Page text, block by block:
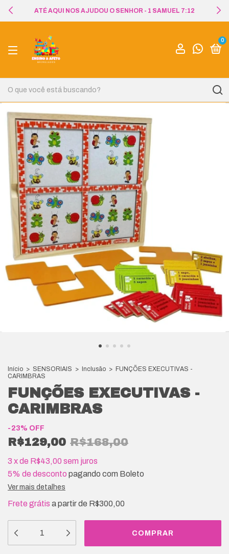
ATÉ AQUI NOS AJUDOU O SENHOR - 1 SAMUEL 7:12
0
Início > SENSORIAIS > Inclusão > FUNÇÕES EXECUTIVAS -
CARIMBRAS
FUNÇÕES EXECUTIVAS -
CARIMBRAS
- 23% OFF
R$129,00 R$168,00
3 xde R$43,00 sem juros
5% de desconto pagando com Boleto
Ver mais detalhes
Frete grátis a partir de R$300,00